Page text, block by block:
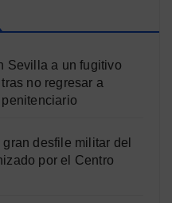
Sevilla a un fugitivo
no regresar a
desfile militar del
por el Centro